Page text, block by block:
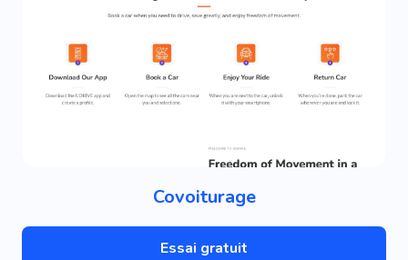
Covoiturage
Essai gratuit